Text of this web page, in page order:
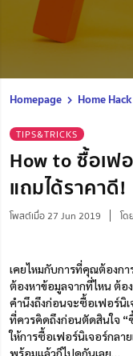
Homepage Home Hack
TIPS&TRICKS
How to ซื้อเฟ
แถมได้ราคาดี!
โพสต์เมื่อ 27 Jun 2019 โ
เคยไหมกับการที่คุณต้องกา
ต้องหาข้อมูลจากที่ไหน ต้อ
คำนึงถึงก่อนจะซื้อเฟอร์นิเ
ที่ควรคิดถึงก่อนตัดสินใจ
ให้การซื้อเฟอร์นิเจอร์กลาย
พร้อมแล้วก็ไปดูกันเลย…